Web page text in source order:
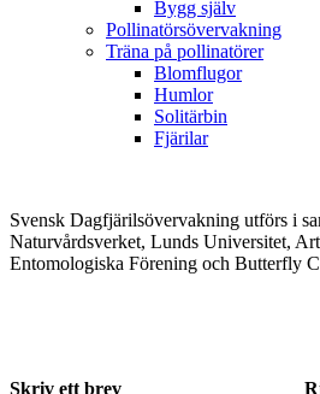
Bygg själv
Pollinatörsövervakning
Träna på pollinatörer
Blomflugor
Humlor
Solitärbin
Fjärilar
Svensk Dagfjärilsövervakning utförs i
Naturvårdsverket, Lunds Universitet,
Entomologiska Förening och Butterfly
Skriv ett brev